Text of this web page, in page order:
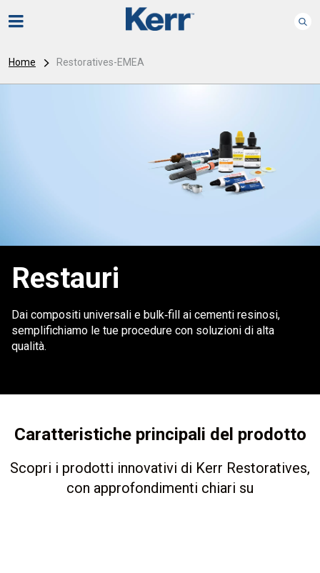
Home Restoratives-EMEA
Restauri
Dai compositi universali e bulk‑fill ai cementi resinosi,
semplifichiamo le tue procedure con soluzioni di alta
qualità.
Caratteristiche principali del prodotto
Scopri i prodotti innovativi di Kerr Restoratives,
con approfondimenti chiari su